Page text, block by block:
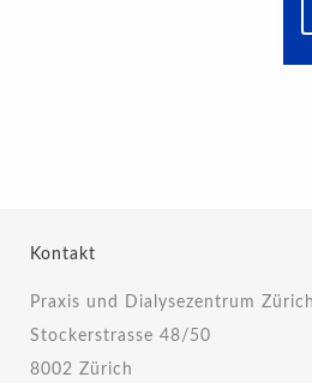
Kontakt
Praxis und Dialysezentrum
Stockerstrasse 48/50
8002 Zürich